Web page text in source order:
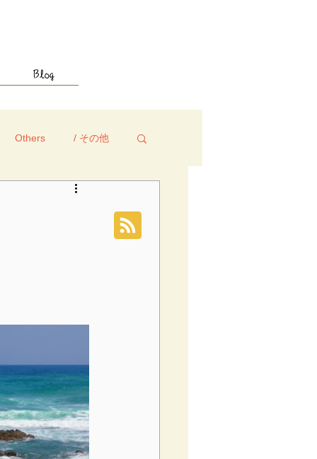
Blog
Others / その他